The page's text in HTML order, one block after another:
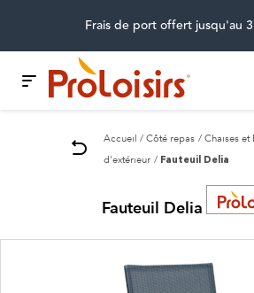
Frais de port offert jusqu'au
Accueil Côté repas
Chaises et
d'extérieur
Fauteuil Delia
Fauteuil Delia